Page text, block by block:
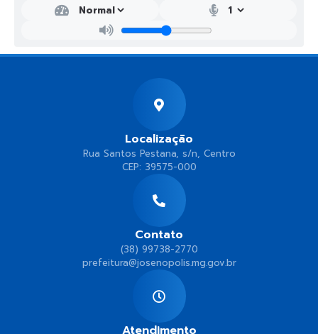
Localização
Rua Santos Pestana, s/n, Centro
CEP: 39575-000
Contato
(38) 99738-2770
prefeitura@josenopolis.mg.gov.br
Atendimento